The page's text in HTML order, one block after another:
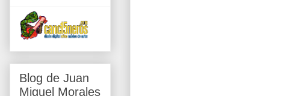
Blog de Juan
Miguel Morales